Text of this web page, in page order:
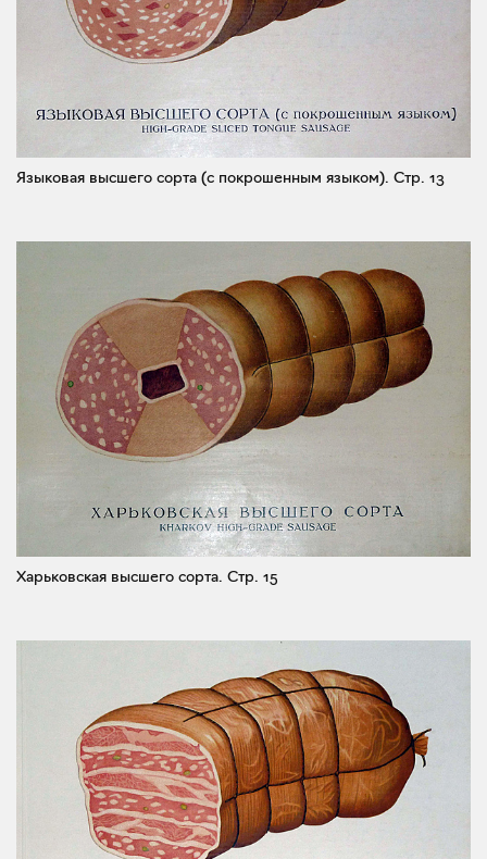
Языковая высшего сорта (с покрошенным языком). Стр. 13
Харьковская высшего сорта. Стр. 15